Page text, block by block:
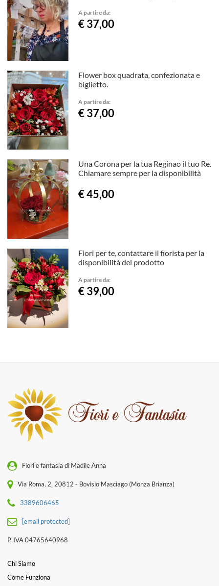
A partire da:
€ 37,00
Flower box quadrata, confezionata e
biglietto.
A partire da:
€ 37,00
Una Corona per la tua Reginao il tuo Re.
Chiamare sempre per la disponibilità
€ 45,00
Fiori per te, contattare il fiorista per la
disponibilità del prodotto
A partire da:
€ 39,00
Fiori e fantasia di Madile Anna
Via Roma, 2, 20812 - Bovisio Masciago (Monza Brianza)
3389606465
[email protected]
P. IVA 04765640968
Chi Siamo
Come Funziona